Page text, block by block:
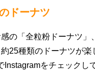
ドーナツ
の「全粒粉ドーナツ
25種類のドーナツが
をチェックし